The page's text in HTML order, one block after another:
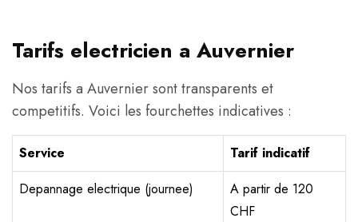
Tarifs electricien a Auvernier
Nos tarifs a Auvernier sont transparents et
competitifs. Voici les fourchettes indicatives :
Service
Tarif indicatif
Depannage electrique (journee)
A partir de 120
CHF